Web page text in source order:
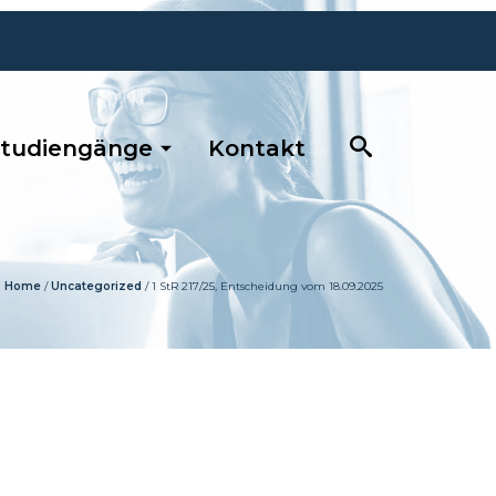
Kontakt
Home / Uncategorized / 1 StR 217/25, Entscheidung vom 18.09.2025